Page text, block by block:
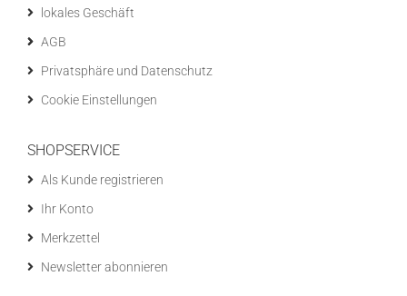
lokales Geschäft
AGB
Privatsphäre und Datenschutz
Cookie Einstellungen
SHOPSERVICE
Als Kunde registrieren
Ihr Konto
Merkzettel
Newsletter abonnieren